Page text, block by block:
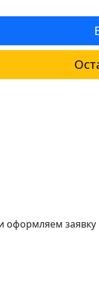
оформляем заявку